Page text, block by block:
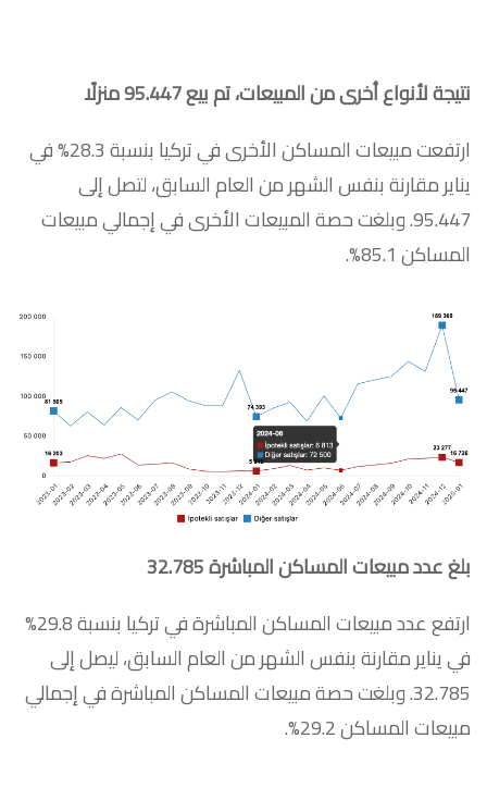
نتيجة لأنواع أخرى من المبيعات، تم بيع 95.447 منزلًا
ارتفعت مبيعات المساكن الأخرى في تركيا بنسبة 28.3% في
يناير مقارنة بنفس الشهر من العام السابق، لتصل إلى
95.447. وبلغت حصة المبيعات الأخرى في إجمالي مبيعات
المساكن 85.1%.
بلغ عدد مبيعات المساكن المباشرة 32.785
ارتفع عدد مبيعات المساكن المباشرة في تركيا بنسبة 29.8%
في يناير مقارنة بنفس الشهر من العام السابق، ليصل إلى
32.785. وبلغت حصة مبيعات المساكن المباشرة في إجمالي
مبيعات المساكن 29.2%.